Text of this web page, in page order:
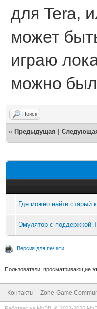
для Tera,
может
играю
можно
Поиск
« Предыдущая
Где можно найти старый
Эмулятор с поддержкой
Версия для печати
Пользователи, просматривающие
Контакты Zone-Game